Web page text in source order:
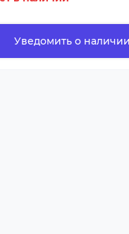
Уведомить о